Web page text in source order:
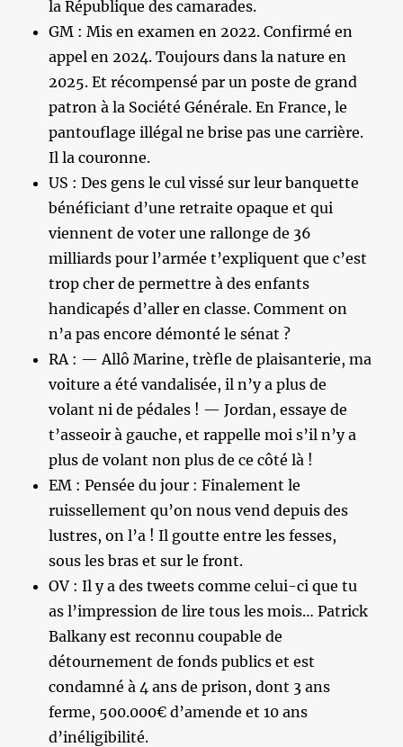
la République des camarades.
GM : Mis en examen en 2022. Confirmé en
appel en 2024. Toujours dans la nature en
2025. Et récompensé par un poste de grand
patron à la Société Générale. En France, le
pantouflage illégal ne brise pas une carrière.
Il la couronne.
US : Des gens le cul vissé sur leur banquette
bénéficiant d’une retraite opaque et qui
viennent de voter une rallonge de 36
milliards pour l’armée t’expliquent que c’est
trop cher de permettre à des enfants
handicapés d’aller en classe. Comment on
n’a pas encore démonté le sénat ?
RA : — Allô Marine, trèfle de plaisanterie, ma
voiture a été vandalisée, il n’y a plus de
volant ni de pédales ! — Jordan, essaye de
t’asseoir à gauche, et rappelle moi s’il n’y a
plus de volant non plus de ce côté là !
EM : Pensée du jour : Finalement le
ruissellement qu’on nous vend depuis des
lustres, on l’a ! Il goutte entre les fesses,
sous les bras et sur le front.
OV : Il y a des tweets comme celui-ci que tu
as l’impression de lire tous les mois… Patrick
Balkany est reconnu coupable de
détournement de fonds publics et est
condamné à 4 ans de prison, dont 3 ans
ferme, 500.000€ d’amende et 10 ans
d’inéligibilité.